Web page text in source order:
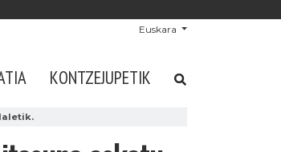
Euskara
KONTZEJUPETIK